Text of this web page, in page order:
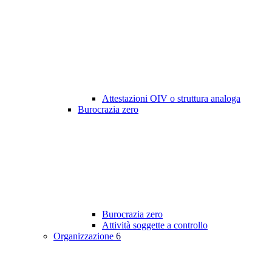
Attestazioni OIV o struttura analoga
Burocrazia zero
Burocrazia zero
Attività soggette a controllo
Organizzazione 6